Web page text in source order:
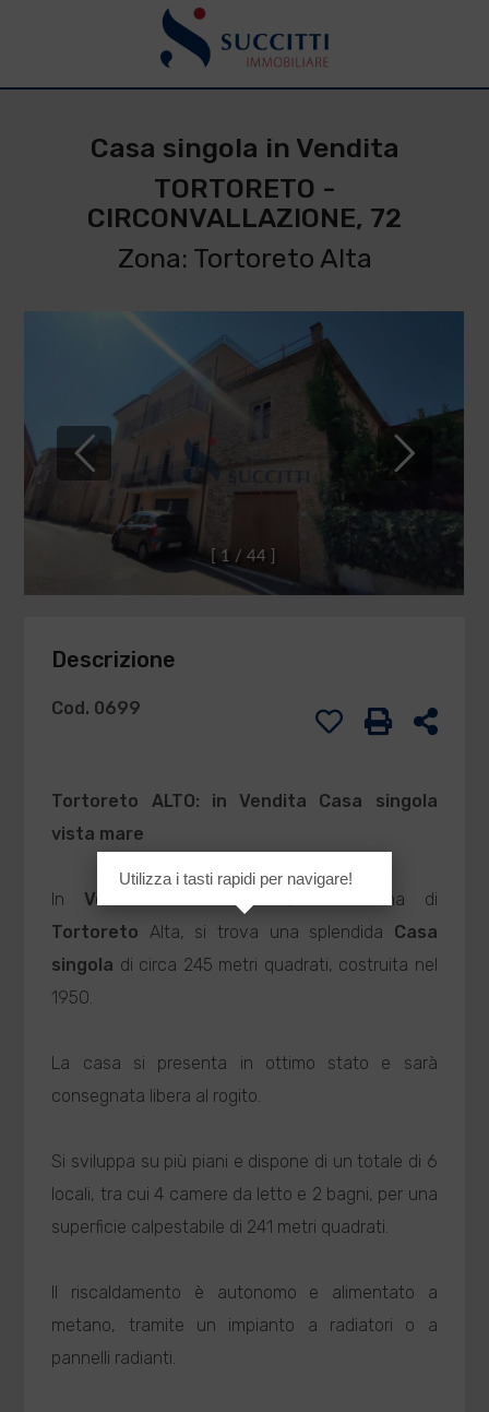
Casa singola in Vendita
TORTORETO -
CIRCONVALLAZIONE, 72
Zona: Tortoreto Alta
1 / 44
Descrizione
Cod. 0699
Tortoreto ALTO: in Vendita
Casa singola
vista mare
In Vendita
, nella zona di
Tortoreto Alta, si trova una splendida Casa
singola di circa 245 metri quadrati, costruita nel
1950.
La casa si presenta in ottimo stato e sarà
consegnata libera al rogito.
Si sviluppa su più piani e dispone di un totale di 6
locali, tra cui 4 camere da letto e 2 bagni, per una
superficie calpestabile di 241 metri quadrati.
Il riscaldamento è autonomo e alimentato a
metano, tramite un impianto a radiatori o a
pannelli radianti.
Utilizza i tasti rapidi per navigare!